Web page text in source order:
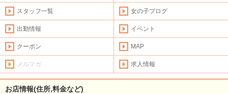
スタッフ一覧 女の子ブログ
出勤情報 イベント
クーポン MAP
メルマガ 求人情報
お店情報(住所,料金など)